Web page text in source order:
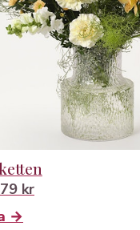
kr
→